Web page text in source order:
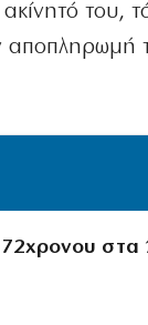
ακίνητό του,
αποπληρωμή
72χρονου στα